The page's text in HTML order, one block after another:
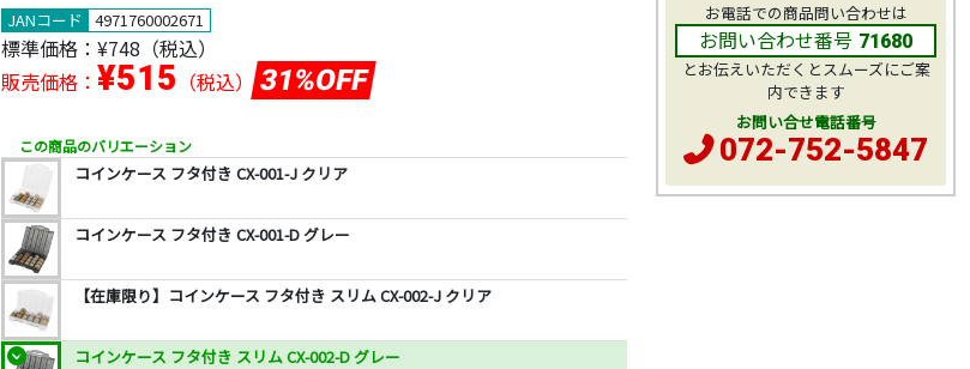
JANコード 4971760002671
標準価格： ¥748 （税込）
販売価格： ¥515 （税込） 31%OFF
この商品のバリエーション
コインケース フタ付き CX-001-J クリア
コインケース フタ付き CX-001-D グレー
【在庫限り】コインケース フタ付き スリム CX-002-J クリア
コインケース フタ付き スリム CX-002-D グレー
お電話での商品問い合わせは
お問い合わせ番号 71680
とお伝えいただくとスムーズにご案
内できます
お問い合せ電話番号
072-752-5847